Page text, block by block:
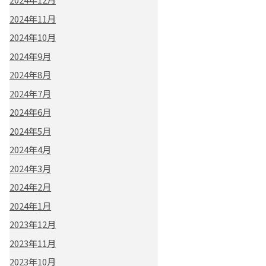
2024年11月
2024年10月
2024年9月
2024年8月
2024年7月
2024年6月
2024年5月
2024年4月
2024年3月
2024年2月
2024年1月
2023年12月
2023年11月
2023年10月